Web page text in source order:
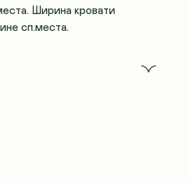
Ширина кровати
сп.места.